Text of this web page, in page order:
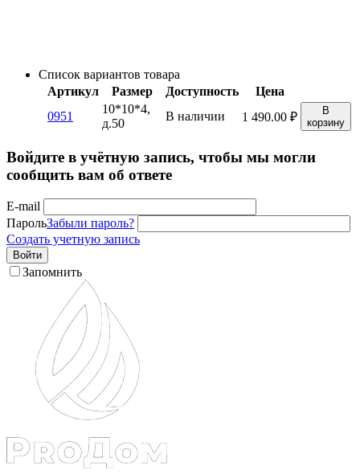
Список вариантов товара
Артикул
Размер Доступность
Цена
0951
10*10*4,
д.50
В наличии 1 490.00 ₽
В
корзину
Войдите в учётную запись, чтобы мы могли
сообщить вам об ответе
E-mail
ПарольЗабыли пароль?
Создать учетную запись
Войти
Запомнить